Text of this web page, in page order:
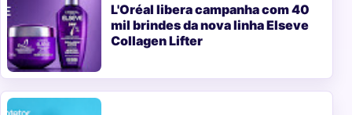
L'Oréal libera campanha com 40
mil brindes da nova linha Elseve
Collagen Lifter